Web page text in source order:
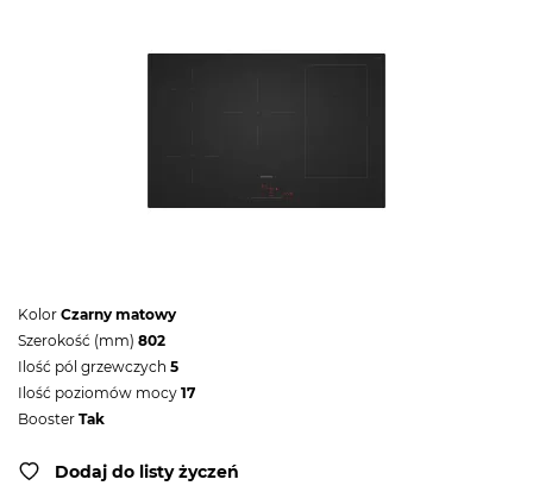
Kolor Czarny matowy
Szerokość (mm) 802
Ilość pól grzewczych 5
Ilość poziomów mocy 17
Booster Tak
Dodaj do listy życzeń